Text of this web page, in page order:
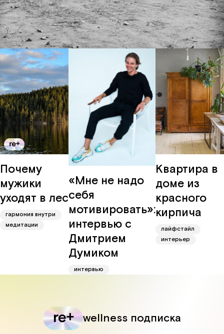
забота
о мире
карьера
Вконтакте
Почему
мужики
уходят в лес
гармония внутри
медитации
«Мне не надо
себя
мотивировать»:
интервью с
Дмитрием
Думиком
интервью
Квартира в
доме из
красного
кирпича
лайфстайл
интерьер
wellness подписка